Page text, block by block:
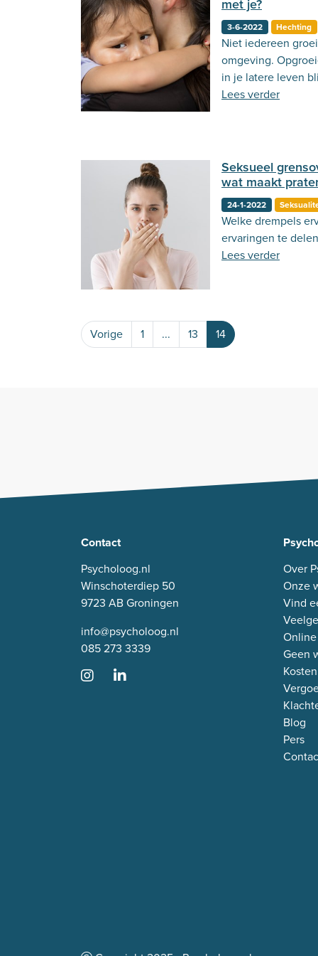
met je?
3-6-2022 Hechting
Niet iedereen
omgeving.
in je latere leven
Lees verder
Seksueel
wat maakt
24-1-2022
Welke drempels
ervaringen te
Lees verder
Vorige 1 ... 13 14
Contact
Psycholoog.nl
Winschoterdiep 50
9723 AB Groningen
info@psycholoog.nl
085 273 3339
Over
Onze
Vind
Geen
Blog
Pers